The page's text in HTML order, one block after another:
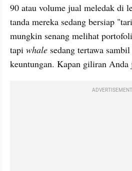
90 atau volume jual meledak di
tanda mereka sedang bersiap
mungkin senang melihat
tapi whale sedang tertawa
keuntungan. Kapan giliran Anda
ADVERTISEMENT